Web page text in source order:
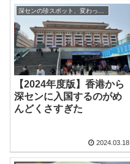
【2024年度版】香港から
深センに入国するのがめ
んどくさすぎた
2024.03.18